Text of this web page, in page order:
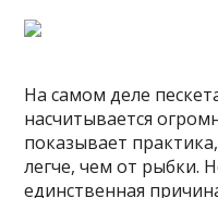
На самом деле
насчитывается
показывает
легче, чем от рыбки.
единственная